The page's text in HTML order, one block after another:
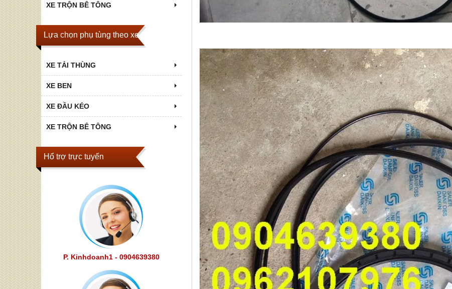
XE TRỘN BÊ TÔNG
Lựa chọn phụ tùng theo xe
XE TẢI THÙNG
XE BEN
XE ĐẦU KÉO
XE TRỘN BÊ TÔNG
Hổ trợ trực tuyến
P. Kinhdoanh1 - 0904639380